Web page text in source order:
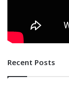
Recent Posts